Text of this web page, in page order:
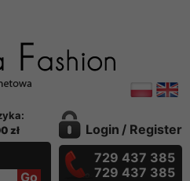
zł
Login / Register
729 437 385
729 437 385